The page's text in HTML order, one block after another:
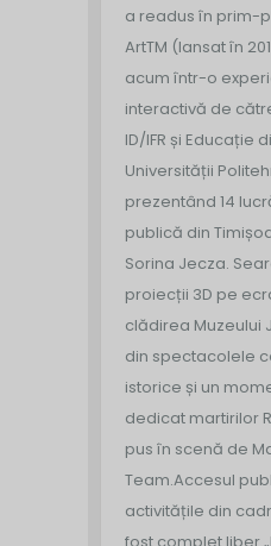
a readus în prim-
ArtTM (lansat în
acum într-o
interactivă de
ID/IFR și Educație
Universității
prezentând 14
publică din
Sorina Jecza.
proiecții 3D pe
clădirea Muzeului
din spectacolele
istorice și un
dedicat martirilor
pus în scenă de
Team.Accesul
activitățile din
fost complet liber.